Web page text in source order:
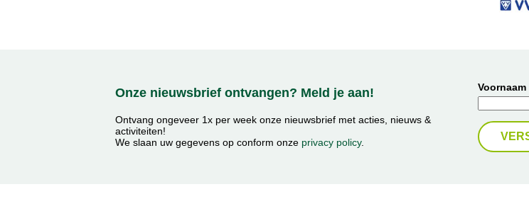
Onze nieuwsbrief ontvangen? Meld je aan!
Ontvang ongeveer 1x per week onze nieuwsbrief met acties, nieuws &
activiteiten!
We slaan uw gegevens op conform onze privacy policy.
Voornaam